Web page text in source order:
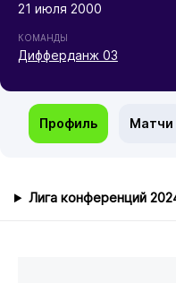
21 июля 2000
КОМАНДЫ
Дифферданж 03
Профиль Матчи
Лига конференций